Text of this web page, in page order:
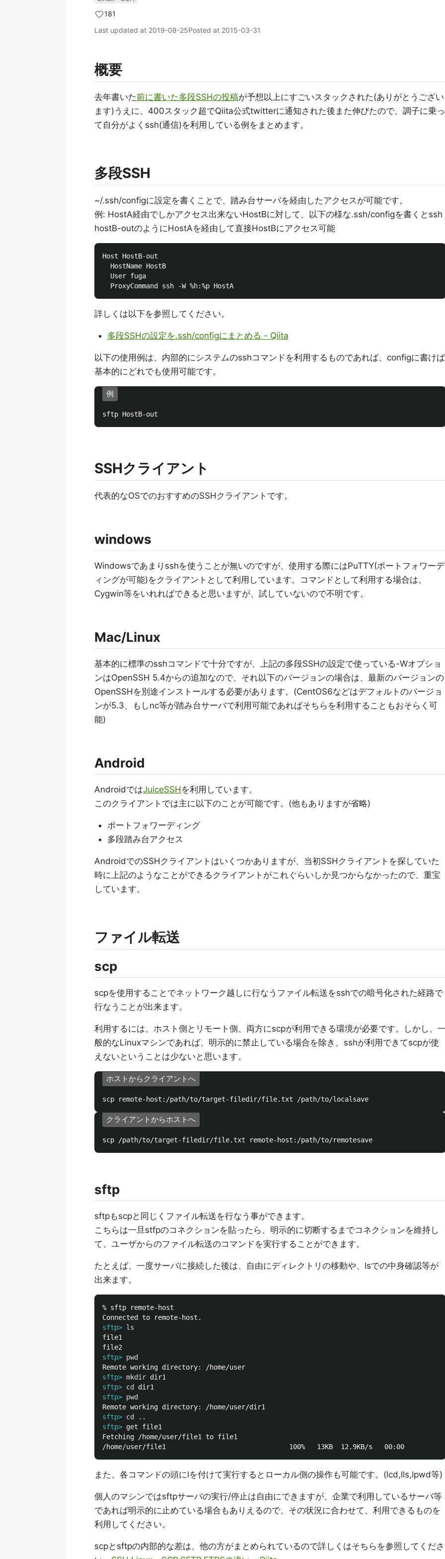
181
Last updated at 2019-08-25Posted at 2015-03-31
概要
去年書いた前に書いた多段SSHの投稿が予想以上にすごいスタックされた(ありがとうござい
ます)うえに、400スタック超でQiita公式twitterに通知された後また伸びたので、調子に乗っ
て自分がよくssh(通信)を利用している例をまとめます。
多段SSH
~/.ssh/configに設定を書くことで、踏み台サーバを経由したアクセスが可能です。
例: HostA経由でしかアクセス出来ないHostBに対して、以下の様な.ssh/configを書くとssh
hostB-outのようにHostAを経由して直接HostBにアクセス可能
Host HostB-out
  HostName HostB
  User fuga
詳しくは以下を参照してください。
多段SSHの設定を.ssh/configにまとめる - Qiita
以下の使用例は、内部的にシステムのsshコマンドを利用するものであれば、configに書けば
基本的にどれでも使用可能です。
例
SSHクライアント
代表的なOSでのおすすめのSSHクライアントです。
windows
Windowsであまりsshを使うことが無いのですが、使用する際にはPuTTY(ポートフォワーデ
ィングが可能)をクライアントとして利用しています。コマンドとして利用する場合は、
Cygwin等をいれればできると思いますが、試していないので不明です。
Mac/Linux
基本的に標準のsshコマンドで十分ですが、上記の多段SSHの設定で使っている-Wオプショ
ンはOpenSSH 5.4からの追加なので、それ以下のバージョンの場合は、最新のバージョンの
OpenSSHを別途インストールする必要があります。(CentOS6などはデフォルトのバージョ
ンが5.3、もしnc等が踏み台サーバで利用可能であればそちらを利用することもおそらく可
能)
Android
AndroidではJuiceSSH を利用しています。
このクライアントでは主に以下のことが可能です。(他もありますが省略)
ポートフォワーディング
多段踏み台アクセス
AndroidでのSSHクライアントはいくつかありますが、当初SSHクライアントを探していた
時に上記のようなことができるクライアントがこれぐらいしか見つからなかったので、重宝
しています。
ファイル転送
scp
scpを使用することでネットワーク越しに行なうファイル転送をsshでの暗号化された経路で
行なうことが出来ます。
利用するには、ホスト側とリモート側、両方にscpが利用できる環境が必要です。しかし、
般的なLinuxマシンであれば、明示的に禁止している場合を除き、sshが利用できてscpが使
えないということは少ないと思います。
ホストからクライアントへ
クライアントからホストへ
sftp
sftpもscpと同じくファイル転送を行なう事ができます。
こちらは一旦stfpのコネクションを貼ったら、明示的に切断するまでコネクションを維持し
て、ユーザからのファイル転送のコマンドを実行することができます。
たとえば、一度サーバに接続した後は、自由にディレクトリの移動や、lsでの中身確認等が
出来ます。
% sftp remote-host
sftp> ls
file1
sftp> pwd
sftp> mkdir
sftp> cd
sftp> pwd
sftp> cd
sftp>
Fetching /home/user/file1 to file1
また、各コマンドの頭にlを付けて実行するとローカル側の操作も可能です。(lcd,lls,lpwd等)
個人のマシンではsftpサーバの実行/停止は自由にできますが、企業で利用しているサーバ等
であれば明示的に止めている場合もありえるので、その状況に合わせて、利用できるものを
利用してください。
scpとsftpの内部的な差は、他の方がまとめられているので詳しくはそちらを参照してくださ